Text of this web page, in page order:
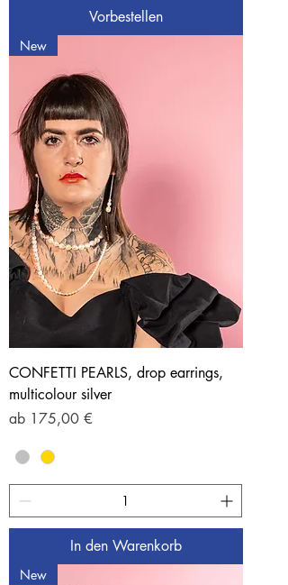
Vorbestellen
New
CONFETTI PEARLS, drop earrings,
multicolour silver
ab 175,00 €
Sale-Preis
In den Warenkorb
New